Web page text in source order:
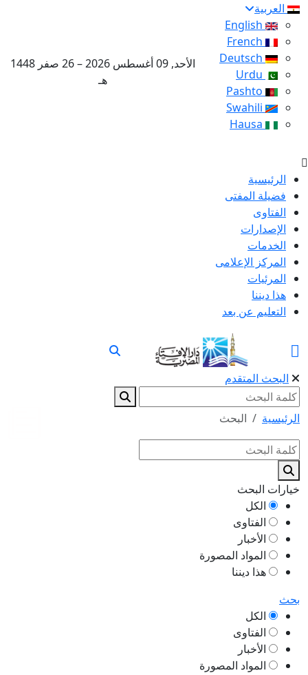
العربية
الأحد, 09 أغسطس 2026 – 26 صفر 1448
هـ
الرئيسية
فضيلة المفتى
الفتاوى
الإصدارات
الخدمات
المركز الإعلامى
المرئيات
هذا ديننا
التعليم عن بعد
البحث المتقدم
الرئيسية البحث
خيارات البحث
الكل
الفتاوى
الأخبار
المواد المصورة
هذا ديننا
بحث
الكل
الفتاوى
الأخبار
المواد المصورة